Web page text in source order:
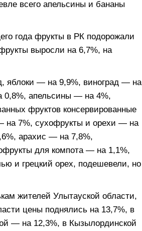
всего апельсины и бананы
года фрукты в РК подорожали
выросли на 6,7%, на
яблоки — на 9,9%, виноград — на
0,8%, апельсины — на 4%,
фруктов консервированные
на 7%, сухофрукты и орехи — на
арахис — на 7,8%,
для компота — на 1,1%,
и грецкий орех, подешевели, но
жителей Улытауской области,
цены поднялись на 13,7%, в
— на 12,3%, в Кызылординской